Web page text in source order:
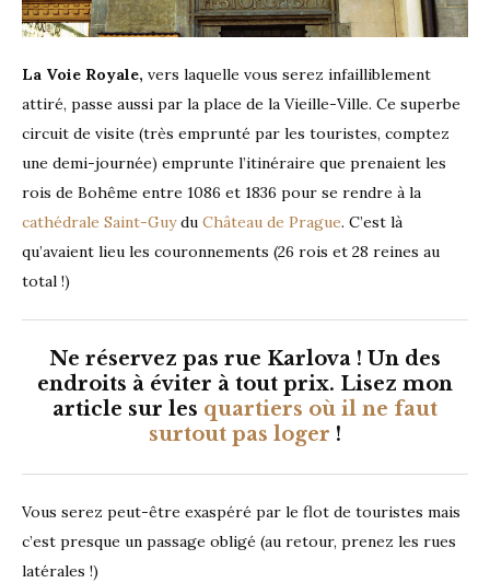
La Voie Royale, vers laquelle vous serez infailliblement
attiré, passe aussi par la place de la Vieille-Ville. Ce superbe
circuit de visite (très emprunté par les touristes, comptez
une demi-journée) emprunte l’itinéraire que prenaient les
rois de Bohême entre 1086 et 1836 pour se rendre à la
cathédrale Saint-Guydu Château de Prague. C’est là
qu’avaient lieu les couronnements (26 rois et 28 reines au
total !)
Ne réservez pas rue Karlova ! Un des
endroits à éviter à tout prix. Lisez mon
article sur les quartiers où il ne faut
surtout pas loger !
Vous serez peut-être exaspéré par le flot de touristes mais
c’est presque un passage obligé (au retour, prenez les rues
latérales !)